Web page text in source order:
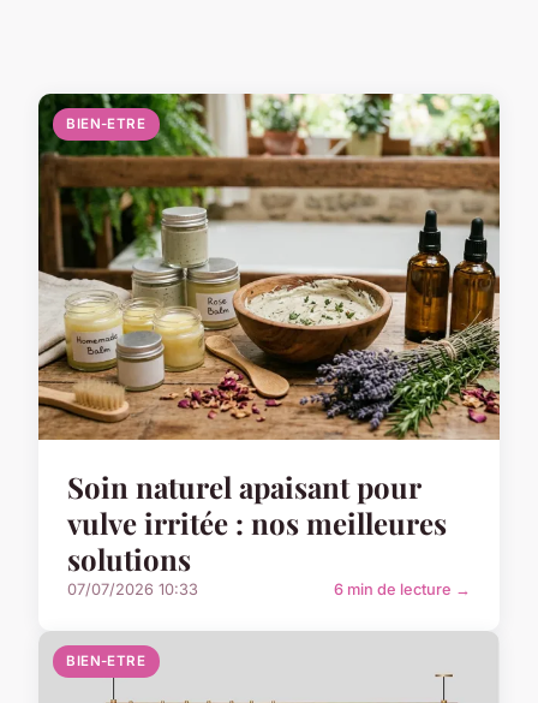
BIEN-ETRE
Soin naturel apaisant pour
vulve irritée : nos meilleures
solutions
07/07/2026 10:33 6 min de lecture →
BIEN-ETRE